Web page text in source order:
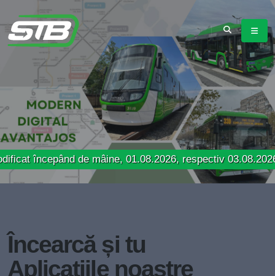
de mâine, 01.08.2026, respectiv 03.08.2026
Încearcă și tu
Aplicațiile noastre